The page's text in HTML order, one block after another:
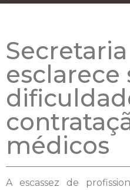
esclarece
médicos
A escassez de